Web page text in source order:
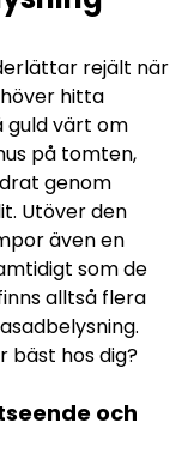
rejält när
hitta
guld värt om
på tomten,
genom
Utöver den
även en
som de
alltså flera
bäst hos dig?
och